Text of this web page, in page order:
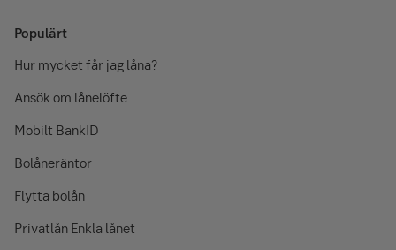
Populärt
Hur mycket får jag låna?
Ansök om lånelöfte
Mobilt BankID
Bolåneräntor
Flytta bolån
Privatlån Enkla lånet